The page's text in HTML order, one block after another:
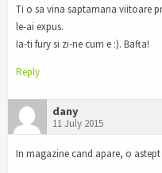
Ti o sa vina saptamana viitoare
le-ai expus.
Ia-ti fury si zi-ne cum e :). Bafta!
Reply
dany
11 July 2015
In magazine cand apare, o